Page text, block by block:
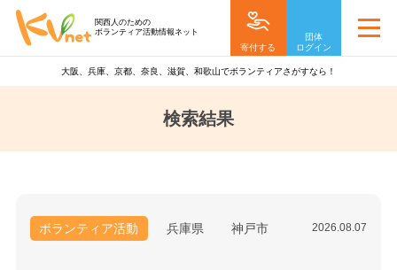
関西人のための
ボランティア活動情報ネット
寄付する
団体
ログイン
大阪、兵庫、京都、奈良、滋賀、和歌山でボランティアさがすなら！
検索結果
ボランティア活動 兵庫県 神戸市 2026.08.07